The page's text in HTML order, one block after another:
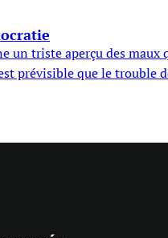
un triste aperçu des
prévisible que le trouble